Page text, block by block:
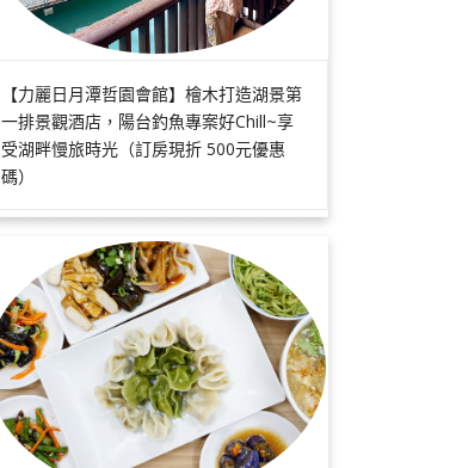
【力麗日月潭哲園會館】檜木打造湖景第
一排景觀酒店，陽台釣魚專案好Chill~享
受湖畔慢旅時光（訂房現折 500元優惠
碼）